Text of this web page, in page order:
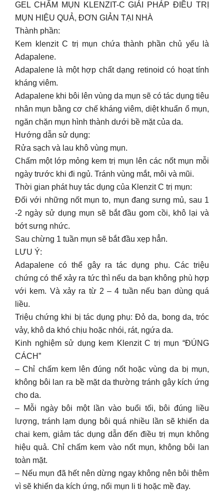
GEL CHẤM MỤN KLENZIT-C GIẢI PHÁP ĐIỀU TRỊ
MỤN HIỆU QUẢ, ĐƠN GIẢN TẠI NHÀ
Thành phần:
Kem klenzit C trị mụn chứa thành phần chủ yếu là
Adapalene.
Adapalene là một hợp chất dạng retinoid có hoạt tính
kháng viêm.
Adapalene khi bôi lên vùng da mụn sẽ có tác dụng tiêu
nhân mụn bằng cơ chế kháng viêm, diệt khuẩn ổ mụn,
ngăn chặn mụn hình thành dưới bề mặt của da.
Hướng dẫn sử dụng:
Rửa sạch và lau khô vùng mụn.
Chấm một lớp mỏng kem trị mụn lên các nốt mụn mỗi
ngày trước khi đi ngủ. Tránh vùng mắt, môi và mũi.
Thời gian phát huy tác dụng của Klenzit C trị mụn:
Đối với những nốt mụn to, mụn đang sưng mủ, sau 1
-2 ngày sử dụng mụn sẽ bắt đầu gom cồi, khô lại và
bớt sưng nhức.
Sau chừng 1 tuần mụn sẽ bắt đầu xẹp hẳn.
LƯU Ý:
Adapalene có thể gây ra tác dụng phụ. Các triệu
chứng có thể xảy ra tức thì nếu da bạn không phù hợp
với kem. Và xảy ra từ 2 – 4 tuần nếu bạn dùng quá
liều.
Triệu chứng khi bị tác dụng phụ: Đỏ da, bong da, tróc
vảy, khô da khó chịu hoặc nhói, rát, ngứa da.
Kinh nghiệm sử dụng kem Klenzit C trị mụn “ĐÚNG
CÁCH”
– Chỉ chấm kem lên đúng nốt hoặc vùng da bị mụn,
không bôi lan ra bề mặt da thường tránh gây kích ứng
cho da.
– Mỗi ngày bôi một lần vào buổi tối, bôi đúng liều
lượng, tránh lạm dụng bôi quá nhiều lần sẽ khiến da
chai kem, giảm tác dụng dẫn đến điều trị mụn không
hiệu quả. Chỉ chấm kem vào nốt mụn, không bôi lan
toàn mặt.
– Nếu mụn đã hết nên dừng ngay không nên bôi thêm
vì sẽ khiến da kích ứng, nổi mụn li ti hoặc mề đay.